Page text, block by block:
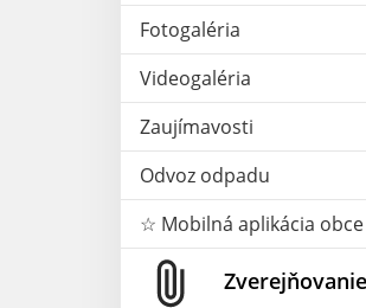
Fotogaléria
Videogaléria
Zaujímavosti
Odvoz odpadu
☆ Mobilná aplikácia obce
Zverejňovanie